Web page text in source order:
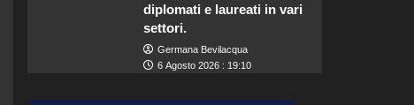
diplomati e laureati in vari
settori.
Germana Bevilacqua
6 Agosto 2026 : 19:10